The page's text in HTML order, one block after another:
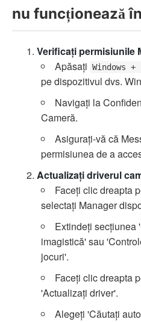
nu funcționează
Verificați permisiunile
Apăsați Windows +
pe dispozitivul dvs.
Navigați la
Cameră.
Asigurați-vă că
permisiunea de a
Actualizați driverul
Faceți clic dreapta
selectați Manager
Extindeți secțiunea
imagistică' sau
jocuri'.
Faceți clic dreapta
'Actualizați driver'.
Alegeți 'Căutați